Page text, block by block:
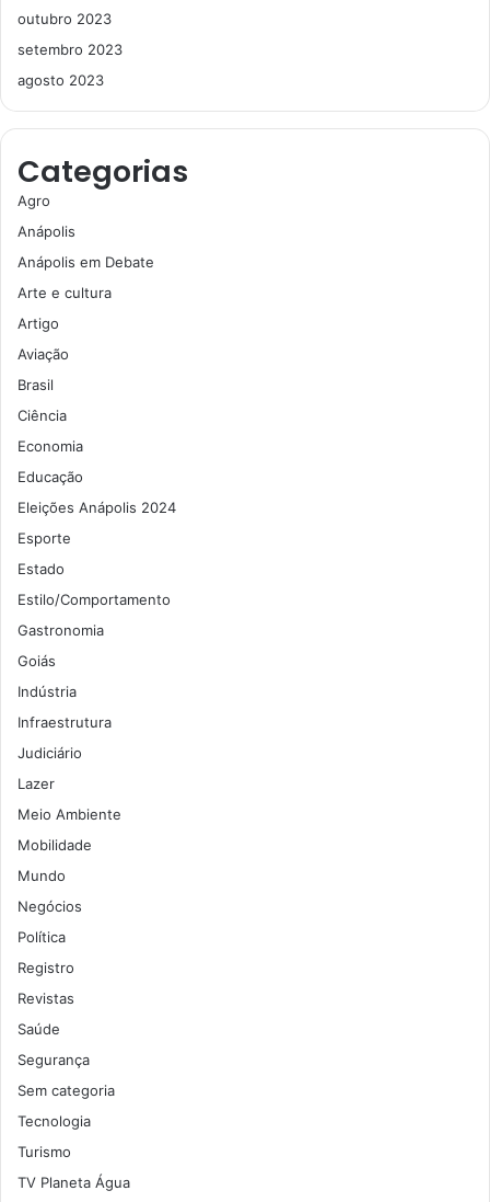
outubro 2023
setembro 2023
agosto 2023
Categorias
Agro
Anápolis
Anápolis em Debate
Arte e cultura
Artigo
Aviação
Brasil
Ciência
Economia
Educação
Eleições Anápolis 2024
Esporte
Estado
Estilo/Comportamento
Gastronomia
Goiás
Indústria
Infraestrutura
Judiciário
Lazer
Meio Ambiente
Mobilidade
Mundo
Negócios
Política
Registro
Revistas
Saúde
Segurança
Sem categoria
Tecnologia
Turismo
TV Planeta Água